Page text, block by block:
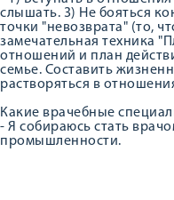
слышать. 3) Не бояться
точки "невозврата" (то,
замечательная техника
отношений и план
семье. Составить
растворяться в
Какие врачебные
- Я собираюсь стать
промышленности.